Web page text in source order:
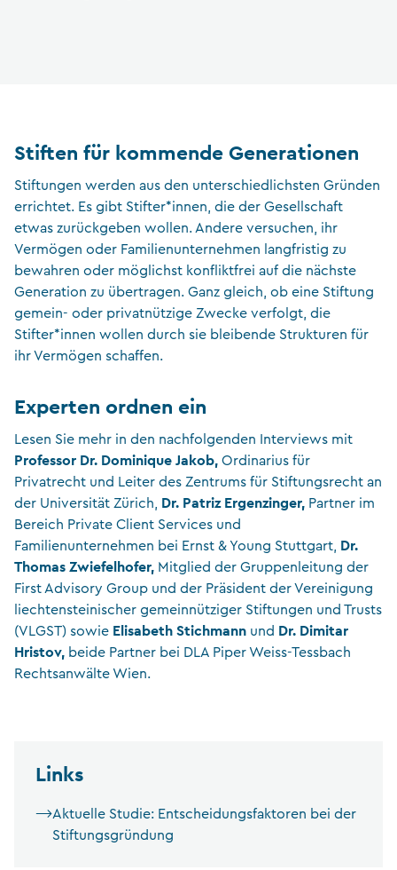
Stiften für kommende Generationen
Stiftungen werden aus den unterschiedlichsten Gründen
errichtet. Es gibt Stifter*innen, die der Gesellschaft
etwas zurückgeben wollen. Andere versuchen, ihr
Vermögen oder Familienunternehmen langfristig zu
bewahren oder möglichst konfliktfrei auf die nächste
Generation zu übertragen. Ganz gleich, ob eine Stiftung
gemein- oder privatnützige Zwecke verfolgt, die
Stifter*innen wollen durch sie bleibende Strukturen für
ihr Vermögen schaffen.
Experten ordnen ein
Lesen Sie mehr in den nachfolgenden Interviews mit
Professor Dr. Dominique Jakob, Ordinarius für
Privatrecht und Leiter des Zentrums für Stiftungsrecht an
der Universität Zürich, Dr. Patriz Ergenzinger, Partner im
Bereich Private Client Services und
Familienunternehmen bei Ernst & Young Stuttgart, Dr.
Thomas Zwiefelhofer, Mitglied der Gruppenleitung der
First Advisory Group und der Präsident der Vereinigung
liechtensteinischer gemeinnütziger Stiftungen und Trusts
(VLGST) sowie Elisabeth Stichmann und Dr. Dimitar
Hristov, beide Partner bei DLA Piper Weiss-Tessbach
Rechtsanwälte Wien.
Links
Aktuelle Studie: Entscheidungsfaktoren bei der
Stiftungsgründung